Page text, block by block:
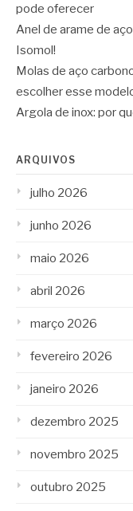
pode oferecer
Anel de arame de
Isomol!
Molas de aço
escolher esse
Argola de inox: por
ARQUIVOS
julho 2026
junho 2026
maio 2026
abril 2026
março 2026
fevereiro 2026
janeiro 2026
dezembro 2025
novembro 2025
outubro 2025